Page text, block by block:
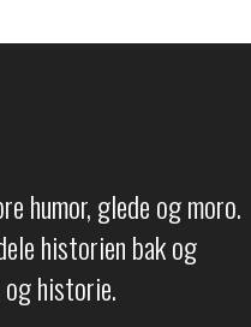
humor, glede og moro.
historien bak og
og historie.